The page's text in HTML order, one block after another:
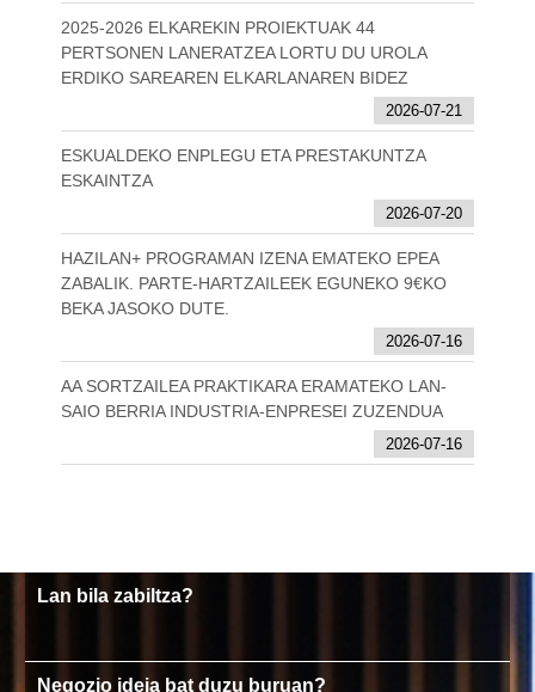
2025-2026 ELKAREKIN PROIEKTUAK 44
PERTSONEN LANERATZEA LORTU DU UROLA
ERDIKO SAREAREN ELKARLANAREN BIDEZ
2026-07-21
ESKUALDEKO ENPLEGU ETA PRESTAKUNTZA
ESKAINTZA
2026-07-20
HAZILAN+ PROGRAMAN IZENA EMATEKO EPEA
ZABALIK. PARTE-HARTZAILEEK EGUNEKO 9€KO
BEKA JASOKO DUTE.
2026-07-16
AA SORTZAILEA PRAKTIKARA ERAMATEKO LAN-
SAIO BERRIA INDUSTRIA-ENPRESEI ZUZENDUA
2026-07-16
Lan bila zabiltza?
Negozio ideia bat duzu buruan?